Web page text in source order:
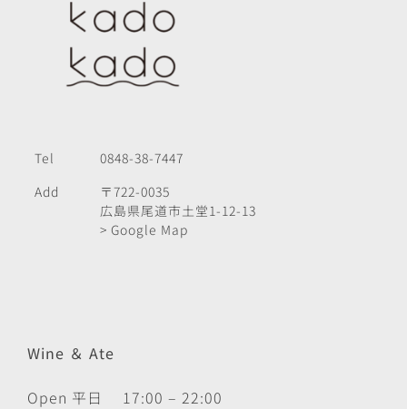
Tel
0848-38-7447
Add
〒722-0035
広島県尾道市土堂1-12-13
> Google Map
Wine ＆ Ate
Open 平日 17:00 – 22:00